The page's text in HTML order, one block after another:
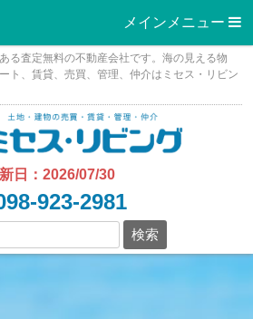
メインメニュー 
る査定無料の不動産会社です。海の見える物
ト、賃貸、売買、管理、仲介はミセス・リビン
日：2026/07/30
923-2981